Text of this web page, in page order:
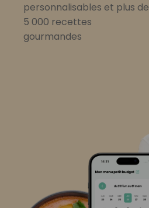
personnalisables et plus de
5 000 recettes
gourmandes